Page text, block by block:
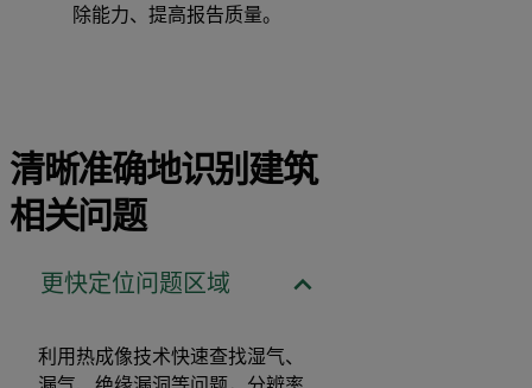
除能力、提高报告质量。
清晰准确地识别建筑
相关问题
更快定位问题区域
利用热成像技术快速查找湿气、